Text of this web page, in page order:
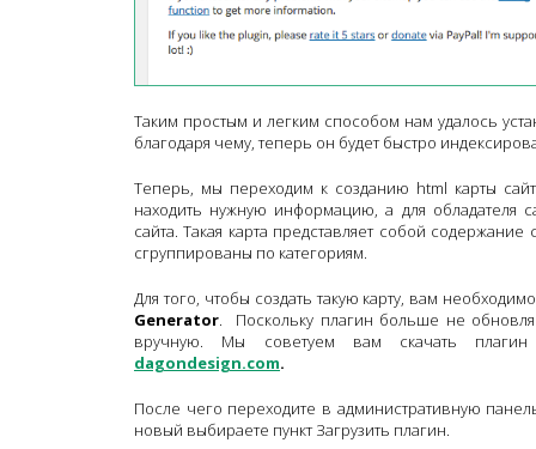
Таким простым и легким способом нам удалось
благодаря чему, теперь он будет быстро
Теперь, мы переходим к созданию html карты
находить нужную информацию, а для обладателя
сайта. Такая карта представляет собой
сгруппированы по категориям.
Для того, чтобы создать такую карту, вам
Generator. Поскольку плагин больше не
вручную. Мы советуем вам скачать плагин
dagondesign.com.
После чего переходите в административную
новый выбираете пункт Загрузить плагин.